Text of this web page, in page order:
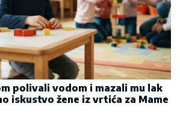
polivali vodom i mazali mu lak
iskustvo žene iz vrtića za Mame